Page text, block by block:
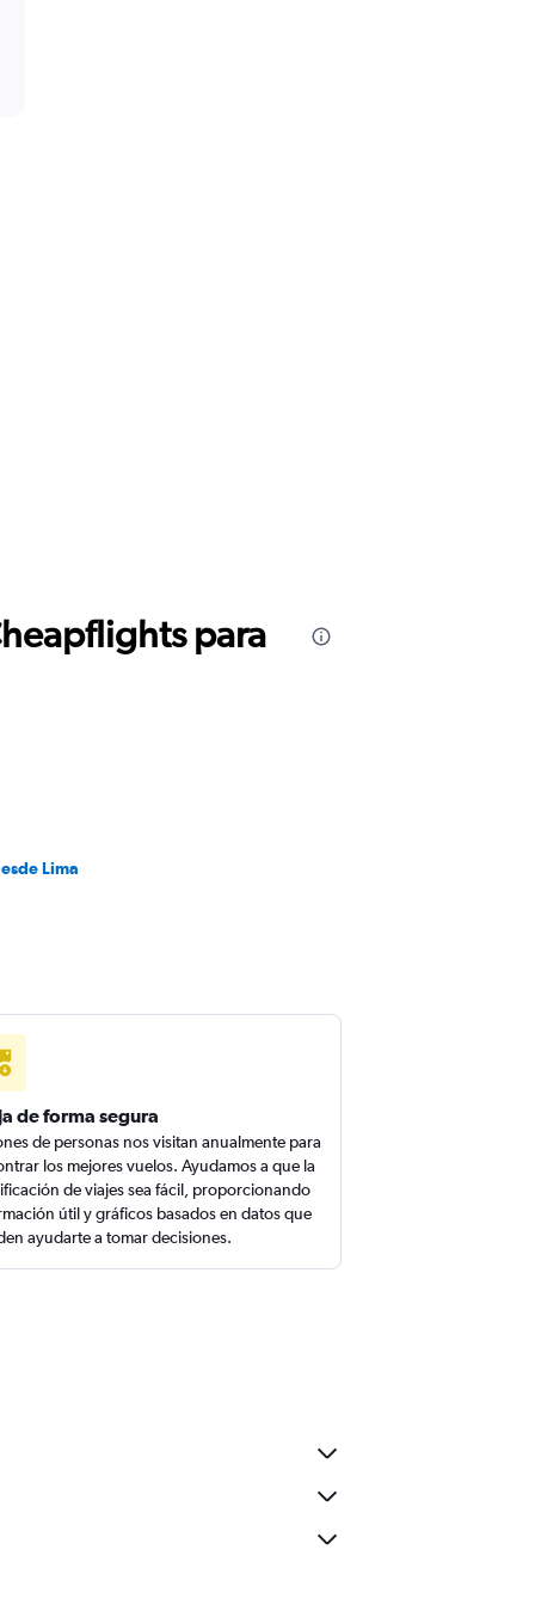
para
Lima
de forma segura
de personas nos visitan anualmente para
los mejores vuelos. Ayudamos a que la
de viajes sea fácil, proporcionando
útil y gráficos basados en datos que
ayudarte a tomar decisiones.